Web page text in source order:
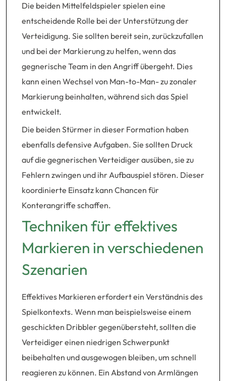
Die beiden Mittelfeldspieler spielen eine
entscheidende Rolle bei der Unterstützung der
Verteidigung. Sie sollten bereit sein, zurückzufallen
und bei der Markierung zu helfen, wenn das
gegnerische Team in den Angriff übergeht. Dies
kann einen Wechsel von Man-to-Man- zu zonaler
Markierung beinhalten, während sich das Spiel
entwickelt.
Die beiden Stürmer in dieser Formation haben
ebenfalls defensive Aufgaben. Sie sollten Druck
auf die gegnerischen Verteidiger ausüben, sie zu
Fehlern zwingen und ihr Aufbauspiel stören. Dieser
koordinierte Einsatz kann Chancen für
Konterangriffe schaffen.
Techniken für effektives
Markieren in verschiedenen
Szenarien
Effektives Markieren erfordert ein Verständnis des
Spielkontexts. Wenn man beispielsweise einem
geschickten Dribbler gegenübersteht, sollten die
Verteidiger einen niedrigen Schwerpunkt
beibehalten und ausgewogen bleiben, um schnell
reagieren zu können. Ein Abstand von Armlängen